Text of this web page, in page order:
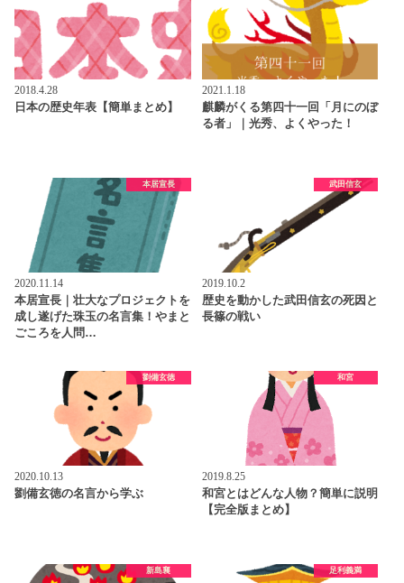
2018.4.28
日本の歴史年表【簡単まとめ】
2021.1.18
麒麟がくる第四十一回「月にのぼ
る者」｜光秀、よくやった！
本居宣長
2020.11.14
本居宣長｜壮大なプロジェクトを
成し遂げた珠玉の名言集！やまと
ごころを人問…
武田信玄
2019.10.2
歴史を動かした武田信玄の死因と
長篠の戦い
劉備玄徳
2020.10.13
劉備玄徳の名言から学ぶ
和宮
2019.8.25
和宮とはどんな人物？簡単に説明
【完全版まとめ】
新島襄 足利義満